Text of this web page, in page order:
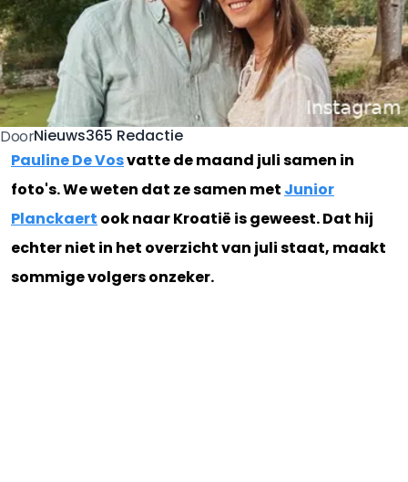
DoorNieuws365 Redactie
Pauline De Vosvatte de maand juli samen in
foto's. We weten dat ze samen met Junior
Planckaert ook naar Kroatië is geweest. Dat hij
echter niet in het overzicht van juli staat, maakt
sommige volgers onzeker.